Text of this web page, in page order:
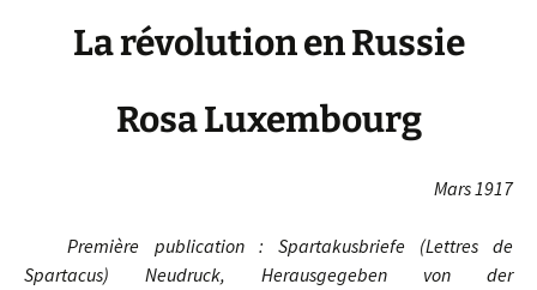
La révolution en Russie
Rosa Luxembourg
Mars 1917
Première publication : Spartakusbriefe (Lettres de
Spartacus) Neudruck, Herausgegeben von der